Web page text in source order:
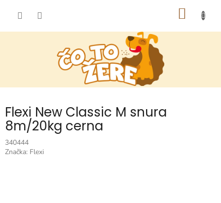
Flexi New Classic M snura
8m/20kg cerna
340444
Značka: Flexi